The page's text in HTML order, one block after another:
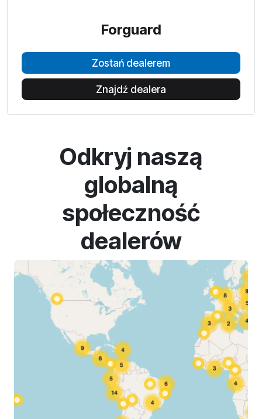
Forguard
Zostań dealerem
Znajdź dealera
Odkryj naszą
globalną
społeczność
dealerów